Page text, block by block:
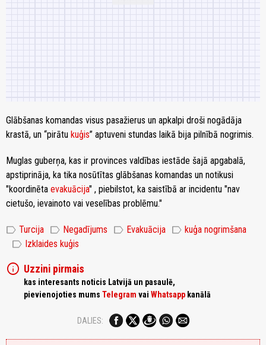
Glābšanas komandas visus pasažierus un apkalpi droši nogādāja
krastā, un “pirātu kuģis” aptuveni stundas laikā bija pilnībā nogrimis.
Muglas guberņa, kas ir provinces valdības iestāde šajā apgabalā,
apstiprināja, ka tika nosūtītas glābšanas komandas un notikusi
"koordinēta evakuācija" , piebilstot, ka saistībā ar incidentu "nav
cietušo, ievainoto vai veselības problēmu."
label Turcija label Negadījums label Evakuācija label kuģa nogrimšana
label Izklaides kuģis
info Uzzini pirmais
kas interesants noticis Latvijā un pasaulē,
pievienojoties mums Telegram vai Whatsapp kanālā
DALIES: